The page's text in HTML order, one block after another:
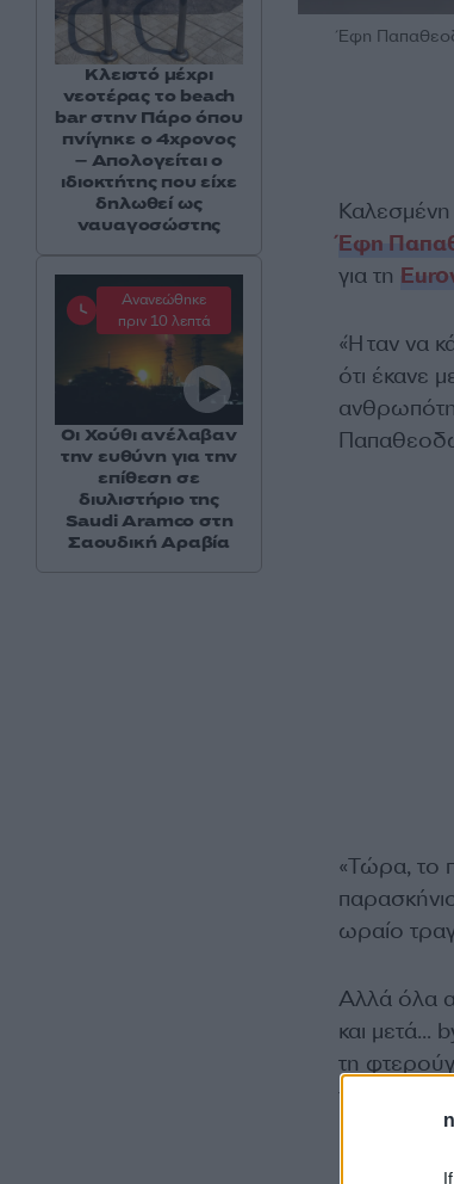
Έφη
Έφη
για τη
«Ήταν να
ότι έκανε
«Τώρα, το
ωραίο
Αλλά όλα
και μετά…
τη
γλυκό και
Κλειστό μέχρι
νεοτέρας το beach
bar στην Πάρο όπου
πνίγηκε ο 4χρονος
– Απολογείται ο
ιδιοκτήτης που είχε
δηλωθεί ως
ναυαγοσώστης
Ανανεώθηκε
πριν 10 λεπτά
Οι Χούθι ανέλαβαν
την ευθύνη για την
επίθεση σε
διυλιστήριο της
Saudi Aramco στη
Σαουδική Αραβία